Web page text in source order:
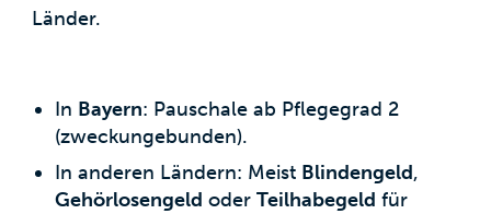
Länder.
In Bayern: Pauschale ab Pflegegrad 2
(zweckungebunden).
In anderen Ländern: Meist Blindengeld,
Gehörlosengeld oder Teilhabegeld für